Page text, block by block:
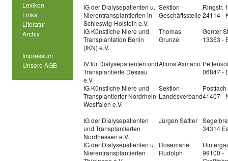
Lexikon
Links
Literatur
Archiv
Impressum
Unsere AGB
IG der Dialysepatienten u.
Nierentransplantierten in
Schleswig-Holstein e.V.
Sektion -
Geschäftsstelle
Ringstr.
24114 -
IG Künstliche Niere und
Transplantation Berlin
(IKN) e.V.
Thomas
Grunze
Genter
13353 -
IV für Dialysepatienten und
Transplantierte Dessau
e.V.
Alfons Axmann
06847 -
IG Künstliche Niere und
Transplantierter Nordrhein-
Westfalen e.V.
Sektion -
Landesverband41407 -
IG der Dialysepatienten
und Transplantierten
Nordhessen e.V.
Jürgen Sattler
34314
IG der Dialysepatienten u.
Nierentransplantierten
Rosemarie
Rudolph
99100 -